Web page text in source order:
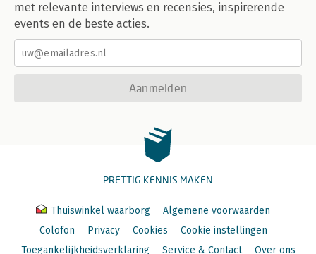
met relevante interviews en recensies, inspirerende
events en de beste acties.
Aanmelden
PRETTIG KENNIS MAKEN
Thuiswinkel waarborg
Algemene voorwaarden
Colofon
Privacy Cookies
Cookie instellingen
Toegankelijkheidsverklaring
Service & Contact Over ons